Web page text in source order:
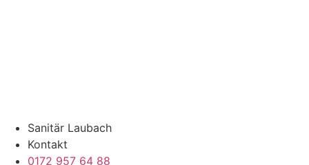
Sanitär Laubach
Kontakt
0172 957 64 88